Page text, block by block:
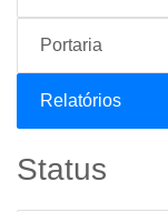
Portaria
Relatórios
Status